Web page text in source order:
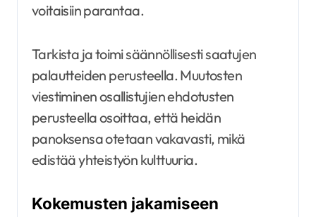
voitaisiin parantaa.
Tarkista ja toimi säännöllisesti saatujen
palautteiden perusteella. Muutosten
viestiminen osallistujien ehdotusten
perusteella osoittaa, että heidän
panoksensa otetaan vakavasti, mikä
edistää yhteistyön kulttuuria.
Kokemusten jakamiseen